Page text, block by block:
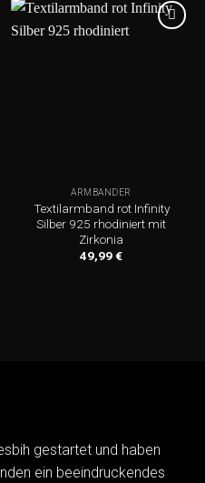
ARMBÄNDER
Textilarmband rot Infinity
Silber 925 rhodiniert mit
Zirkonia
49,99€
gestartet und haben
ein beeindruckendes